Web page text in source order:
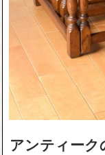
アンティー